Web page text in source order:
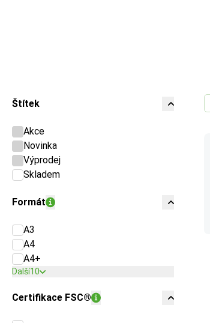
Štítek
Akce
Novinka
Výprodej
Skladem
Formát
A3
A4
A4+
Další10
Certifikace FSC®